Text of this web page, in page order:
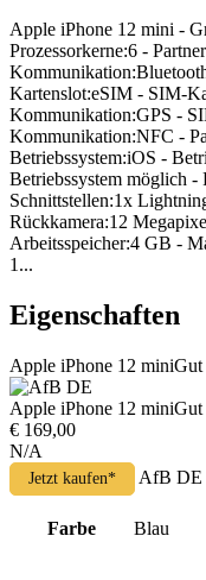
Apple iPhone 12 mini -
Prozessorkerne:6 -
Kartenslot:eSIM - SIM-
Kommunikation:GPS -
Kommunikation:NFC -
Betriebssystem:iOS -
Betriebssystem möglich
Schnittstellen:1x
Rückkamera:12
Arbeitsspeicher:4 GB -
1...
Eigenschaften
Apple iPhone 12
Apple iPhone 12
€ 169,00
N/A
Jetzt kaufen* AfB DE
Farbe Blau